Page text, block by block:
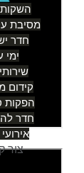
מסיבת
חדר
ימי
קידום
הפקות
חדר
צור